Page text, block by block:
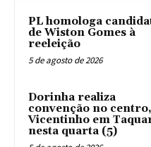
PL homologa
de Wiston Gomes à
reeleição
5 de agosto de 2026
Dorinha realiza
convenção no
Vicentinho em
nesta quarta (5)